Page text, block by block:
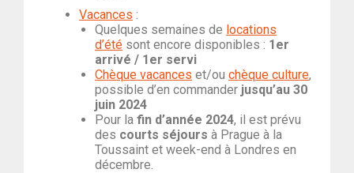
Vacances :
Quelques semaines de locations
d’été sont encore disponibles : 1er
arrivé / 1er servi
Chèque vacances et/ou chèque culture,
possible d’en commander jusqu’au 30
juin 2024
Pour la fin d’année 2024, il est prévu
des courts séjours à Prague à la
Toussaint et week-end à Londres en
décembre.